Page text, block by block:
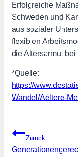
Erfolgreiche
Schweden und
aus sozialer
flexiblen
die Altersarmut
*Quelle:
https://
Wandel/Aeltere-
Zurück